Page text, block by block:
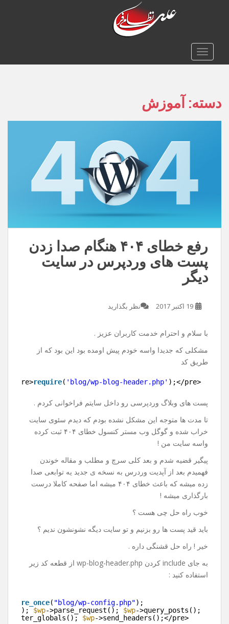
o
TOGGLE NAVIGATION
دسته:آموزش
رفع خطای ۴۰۴ هنگام صدا زدن
پست های وردپرس در سایت
دیگر
19 اکتبر 2017 نظر بگذارید
با سلام و احترام خدمت کاربران عزیز .
مشکلی که جدیدا واسه خودم پیش اومده بود این بود که از
طریق کد
<pre>require( 'blog/wp-blog-header.php' );</pre>
پست های وبلاگ وردپرسی رو داخل سایتم فراخوانی کردم .
تا مدت ها متوجه این مشکل نشده بودم که دیدم سئوی سایت
خراب شده و گوگل وب مستر کنسول خطای ۴۰۴ ثبت کرده
واسه سایت من !
پیگیر قضیه شدم و بعد کلی سرچ و مطلب و مقاله خوندن
فهمیدم بعد از آپدیت وردرس به نسخه ی جدید یه توابعی صدا
زده میشه که باعث خطای ۴۰۴ میشه اما صفحه کاملا درست
بارگذاری میشه !
خوب راه حل چی هست ؟
باید قید پست ها رو بزنیم و تو سایت دیگه نشونشون ندیم ؟
خیر ! راه حل قشنگی داره .
به جای include کردن wp-blog-header.php از قطعه کد زیر
استفاده کنید :
require_once( "blog/wp-config.php");
$wp->parse_request(); $wp->query_posts();
$wp->send_headers();</pre>